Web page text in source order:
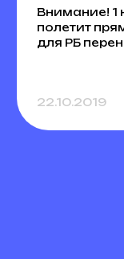
Внимание! 1
полетит
для РБ
22.10.2019